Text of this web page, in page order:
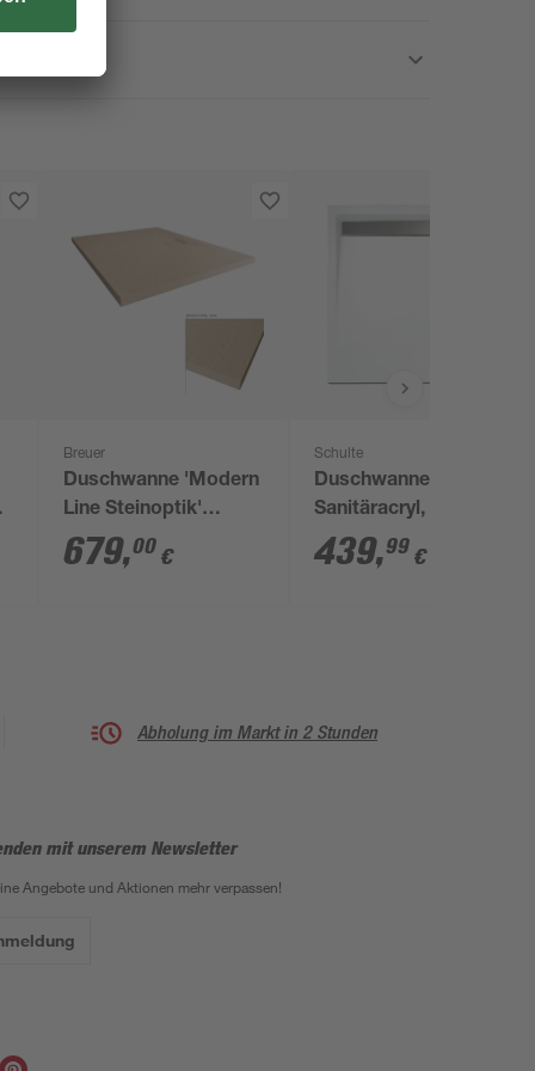
Breuer
Duschwanne 'Modern
Line Steinoptik'
Mineralguss
sandstein 100 x 140 x
679,00 €
Schulte
Duschwanne,
Sanitäracryl, mit
Rinne, Chromoptik,
quadratisch, 100 x
439,99 €
Abholung im Markt in 2 Stunden
mit unserem Newsletter
Angebote und Aktionen mehr verpassen!